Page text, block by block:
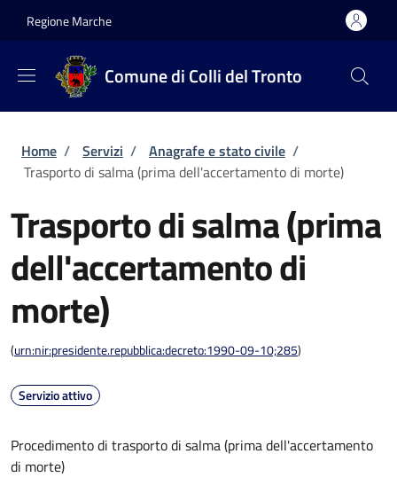
Regione Marche
Comune di Colli del Tronto
Briciole di pane
Home / Servizi / Anagrafe e stato civile /
Trasporto di salma (prima dell'accertamento di morte)
Trasporto di salma (prima
dell'accertamento di
morte)
(urn:nir:presidente.repubblica:decreto:1990-09-10;285)
Servizio attivo
Procedimento di trasporto di salma (prima dell'accertamento
di morte)